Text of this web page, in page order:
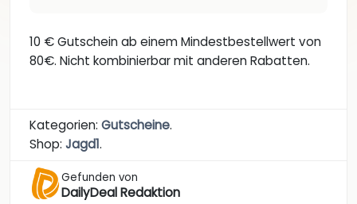
10 € Gutschein ab einem Mindestbestellwert von
80€. Nicht kombinierbar mit anderen Rabatten.
Kategorien: Gutscheine.
Shop: Jagd1.
Gefunden von
DailyDeal Redaktion